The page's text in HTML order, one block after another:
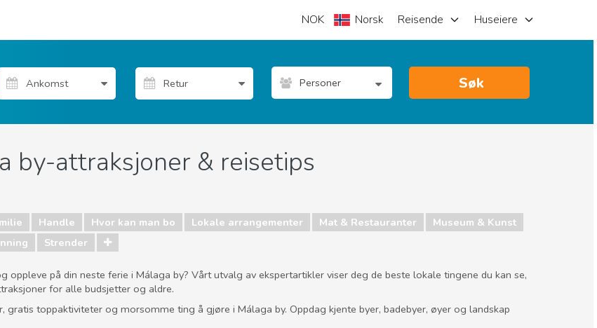
NOK Norsk Reisende Huseiere
Personer Søk
by-attraksjoner & reisetips
Handle Hvor kan man bo Lokale arrangementer Mat & Restauranter
Museum & Kunst
Strender
på din neste ferie i Málaga by? Vårt utvalg av ekspertartikler viser deg de beste lokale tingene du kan se,
for alle budsjetter og aldre.
toppaktiviteter og morsomme ting å gjøre i Málaga by. Oppdag kjente byer, badebyer, øyer og landskap